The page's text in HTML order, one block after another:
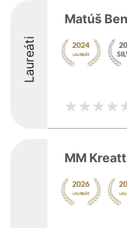
Laureáti
Matúš
MM